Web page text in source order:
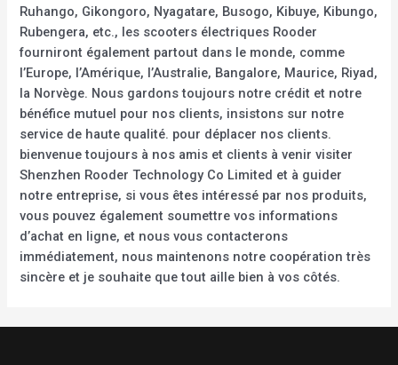
Ruhango, Gikongoro, Nyagatare, Busogo, Kibuye, Kibungo,
Rubengera, etc., les scooters électriques Rooder
fourniront également partout dans le monde, comme
l’Europe, l’Amérique, l’Australie, Bangalore, Maurice, Riyad,
la Norvège. Nous gardons toujours notre crédit et notre
bénéfice mutuel pour nos clients, insistons sur notre
service de haute qualité. pour déplacer nos clients.
bienvenue toujours à nos amis et clients à venir visiter
Shenzhen Rooder Technology Co Limited et à guider
notre entreprise, si vous êtes intéressé par nos produits,
vous pouvez également soumettre vos informations
d’achat en ligne, et nous vous contacterons
immédiatement, nous maintenons notre coopération très
sincère et je souhaite que tout aille bien à vos côtés.